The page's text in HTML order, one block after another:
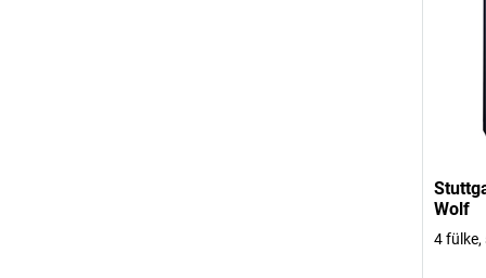
Wolf
4 fülke,